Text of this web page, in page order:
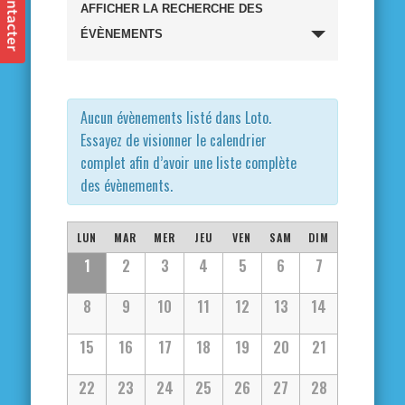
et
de
vues
Évènements
AFFICHER LA RECHERCHE DES
ÉVÈNEMENTS
Aucun évènements listé dans Loto.
Essayez de visionner le calendrier
complet afin d’avoir une liste complète
des évènements.
Calendrier
de
Évènements
Calendrier
Évènements
LUN MAR MER JEU VEN SAM DIM
1 2 3 4 5 6
7
8
9 10 11 12 13
14
15
16 17 18 19 20
21
22
23 24 25 26 27 28